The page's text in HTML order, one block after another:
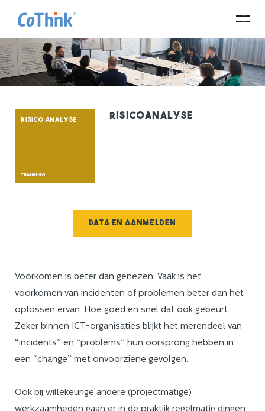
RISICO ANALYSE
TRAINING
RisicoAnalyse
Data en aanmelden
Voorkomen is beter dan genezen. Vaak is het
voorkomen van incidenten of problemen beter dan het
oplossen ervan. Hoe goed en snel dat ook gebeurt.
Zeker binnen ICT-organisaties blijkt het merendeel van
“incidents” en “problems” hun oorsprong hebben in
een “change” met onvoorziene gevolgen.
Ook bij willekeurige andere (projectmatige)